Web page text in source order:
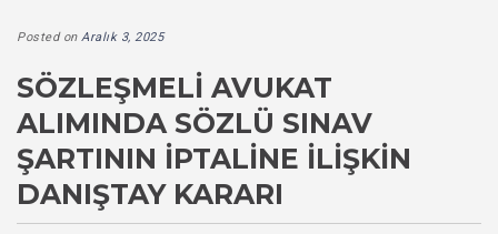
Posted on Aralık 3, 2025
SÖZLEŞMELI AVUKAT
ALIMINDA SÖZLÜ SINAV
ŞARTININ İPTALINE İLIŞKIN
DANIŞTAY KARARI